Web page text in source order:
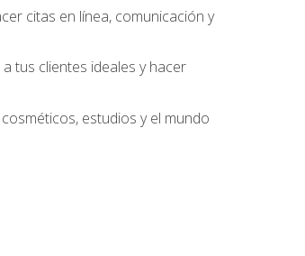
citas en línea, comunicación y
tus clientes ideales y hacer
estudios y el mundo